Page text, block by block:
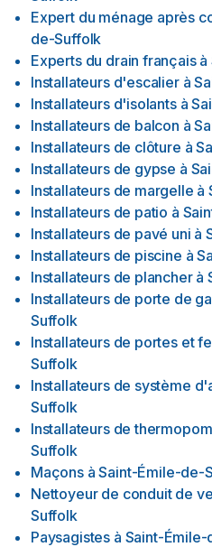
Expert du ménage après
de-Suffolk
Experts du drain français à
Installateurs d'escalier à
Installateurs d'isolants à
Installateurs de balcon à
Installateurs de clôture à
Installateurs de gypse à
Installateurs de margelle à
Installateurs de patio à
Installateurs de pavé uni à
Installateurs de piscine à
Installateurs de plancher à
Installateurs de porte de
Suffolk
Installateurs de portes et
Suffolk
Installateurs de système
Suffolk
Installateurs de
Suffolk
Maçons à Saint-Émile-de-
Nettoyeur de conduit de
Suffolk
Paysagistes à Saint-